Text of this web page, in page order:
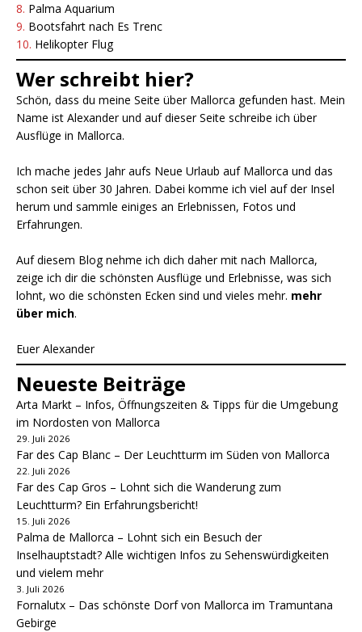
8. Palma Aquarium
9. Bootsfahrt nach Es Trenc
10. Helikopter Flug
Wer schreibt hier?
Schön, dass du meine Seite über Mallorca gefunden hast. Mein
Name ist Alexander und auf dieser Seite schreibe ich über
Ausflüge in Mallorca.
Ich mache jedes Jahr aufs Neue Urlaub auf Mallorca und das
schon seit über 30 Jahren. Dabei komme ich viel auf der Insel
herum und sammle einiges an Erlebnissen, Fotos und
Erfahrungen.
Auf diesem Blog nehme ich dich daher mit nach Mallorca,
zeige ich dir die schönsten Ausflüge und Erlebnisse, was sich
lohnt, wo die schönsten Ecken sind und vieles mehr. mehr
über mich.
Euer Alexander
Neueste Beiträge
Arta Markt – Infos, Öffnungszeiten & Tipps für die Umgebung
im Nordosten von Mallorca
29. Juli 2026
Far des Cap Blanc – Der Leuchtturm im Süden von Mallorca
22. Juli 2026
Far des Cap Gros – Lohnt sich die Wanderung zum
Leuchtturm? Ein Erfahrungsbericht!
15. Juli 2026
Palma de Mallorca – Lohnt sich ein Besuch der
Inselhauptstadt? Alle wichtigen Infos zu Sehenswürdigkeiten
und vielem mehr
3. Juli 2026
Fornalutx – Das schönste Dorf von Mallorca im Tramuntana
Gebirge